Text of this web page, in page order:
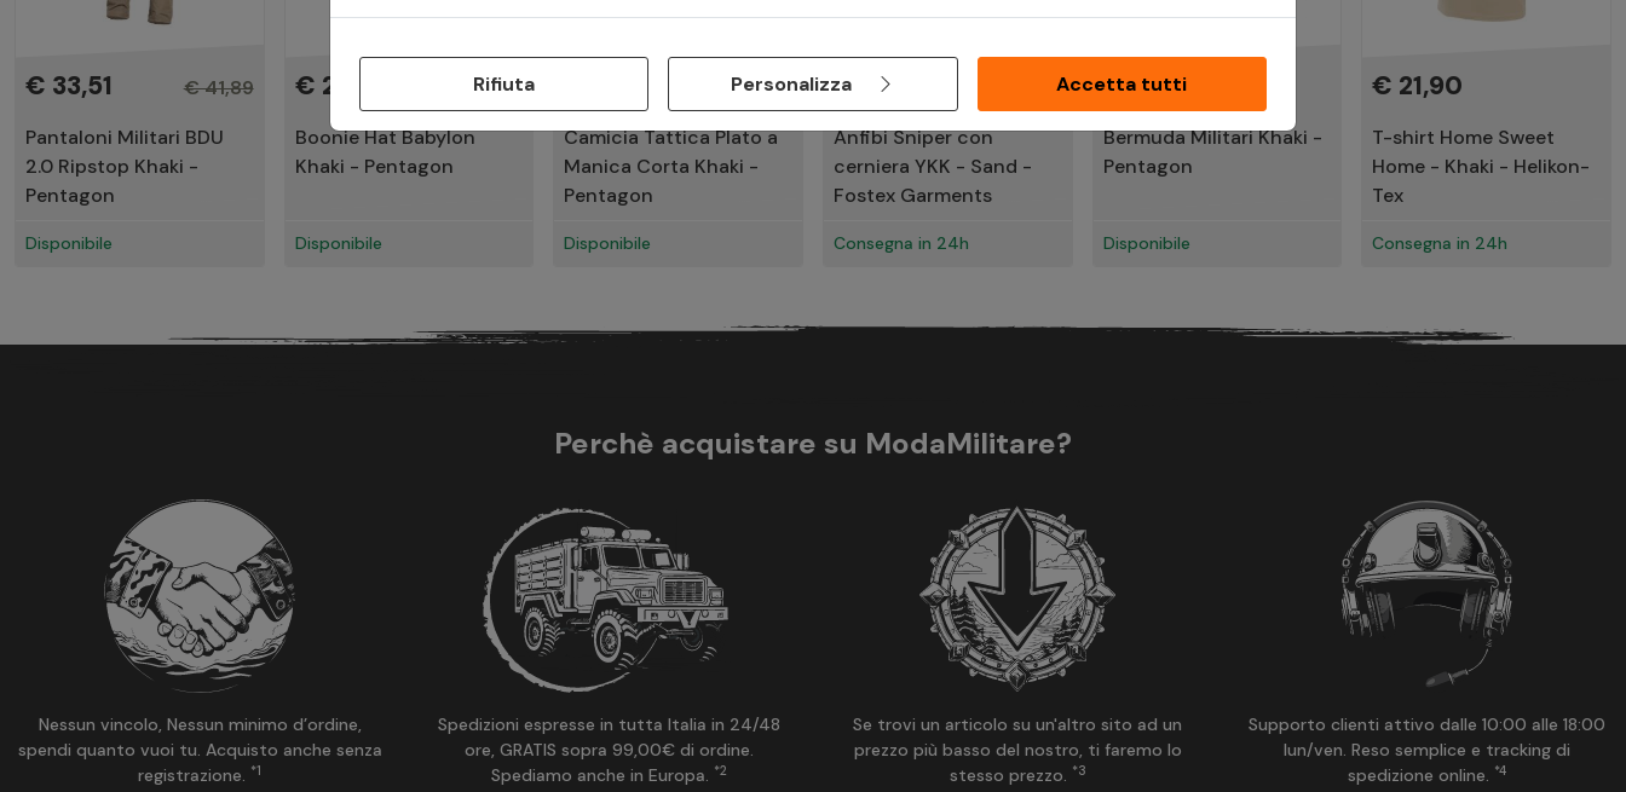
€ 33,51
€ 41,89
Pantaloni Militari BDU
2.0 Ripstop Khaki -
Pentagon
Disponibile
€ 20,80
€ 26,00
Boonie Hat Babylon
Khaki - Pentagon
Disponibile
€ 60,00
Camicia Tattica Plato a
Manica Corta Khaki -
Pentagon
Disponibile
€ 39,96
€ 49,95
Anfibi Sniper con
cerniera YKK - Sand -
Fostex Garments
Consegna in 24h
€ 38,91
Bermuda Militari Khaki -
Pentagon
Disponibile
€ 21,90
T-shirt Home Sweet
Home - Khaki - Helikon-
Tex
Consegna in 24h
Perchè acquistare su ModaMilitare?
Nessun vincolo, Nessun minimo d’ordine,
spendi quanto vuoi tu. Acquisto anche senza
registrazione. *1
Spedizioni espresse in tutta Italia in 24/48
ore, GRATIS sopra 99,00€ di ordine.
Spediamo anche in Europa. *2
Se trovi un articolo su un'altro sito ad un
prezzo più basso del nostro, ti faremo lo
stesso prezzo. *3
Supporto clienti attivo dalle 10:00 alle 18:00
lun/ven. Reso semplice e tracking di
spedizione online. *4
Accetta tutti
Personalizza
Rifiuta